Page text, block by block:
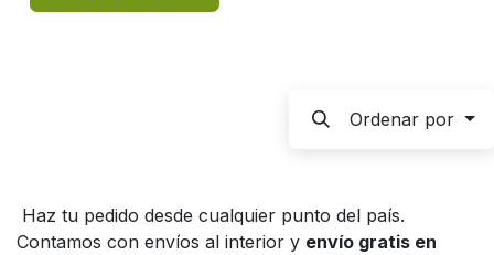
Ordenar por
Haz tu pedido desde cualquier punto del país.
Contamos con envíos al interior y envío gratis en